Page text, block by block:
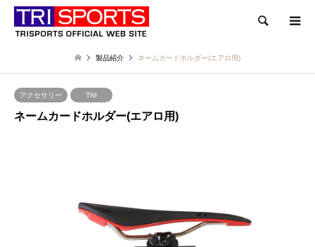
検索
製品紹介 ネームカードホルダー(エアロ用)
アクセサリー TNI
ネームカードホルダー(エアロ用)